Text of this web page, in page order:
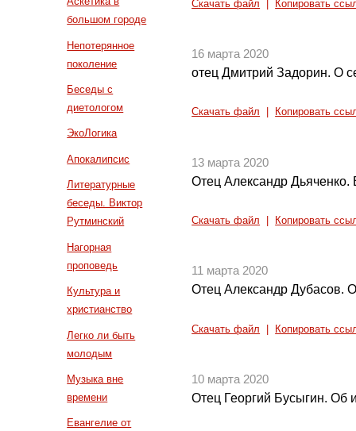
большом городе
Непотерянное
поколение
Беседы с
диетологом
ЭкоЛогика
Апокалипсис
Литературные
беседы. Виктор
Рутминский
Нагорная
проповедь
Культура и
христианство
Легко ли быть
молодым
Музыка вне
времени
Евангелие от
Скачать файл Копировать
16 марта 2020
отец Дмитрий Задорин. О
Скачать файл Копировать
13 марта 2020
Отец Александр Дьяченко.
Скачать файл Копировать
11 марта 2020
Отец Александр Дубасов.
Скачать файл Копировать
10 марта 2020
Отец Георгий Бусыгин. Об